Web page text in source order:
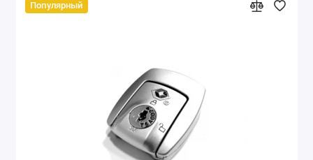
Популярный